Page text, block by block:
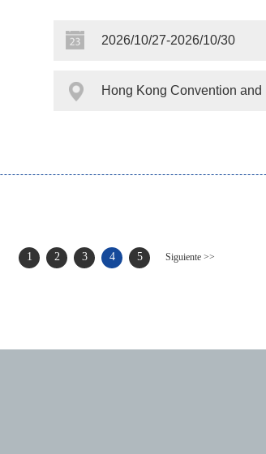
2026/10/27-2026/10/30
Hong Kong Convention
1 2 3 4 5 Siguiente >>